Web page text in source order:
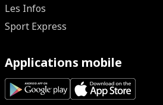
Les Infos
Sport Express
Applications mobile